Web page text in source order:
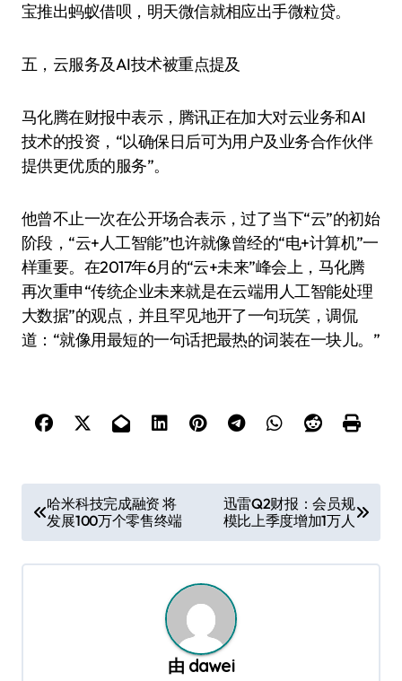
宝推出蚂蚁借呗，明天微信就相应出手微粒贷。
五，云服务及AI技术被重点提及
马化腾在财报中表示，腾讯正在加大对云业务和AI
技术的投资，“以确保日后可为用户及业务合作伙伴
提供更优质的服务”。
他曾不止一次在公开场合表示，过了当下“云”的初始
阶段，“云+人工智能”也许就像曾经的“电+计算机”一
样重要。在2017年6月的“云+未来”峰会上，马化腾
再次重申“传统企业未来就是在云端用人工智能处理
大数据”的观点，并且罕见地开了一句玩笑，调侃
道：“就像用最短的一句话把最热的词装在一块儿。”
章
导
哈米科技完成融资 将
发展100万个零售终端
迅雷Q2财报：会员规
模比上季度增加1万人
由 dawei